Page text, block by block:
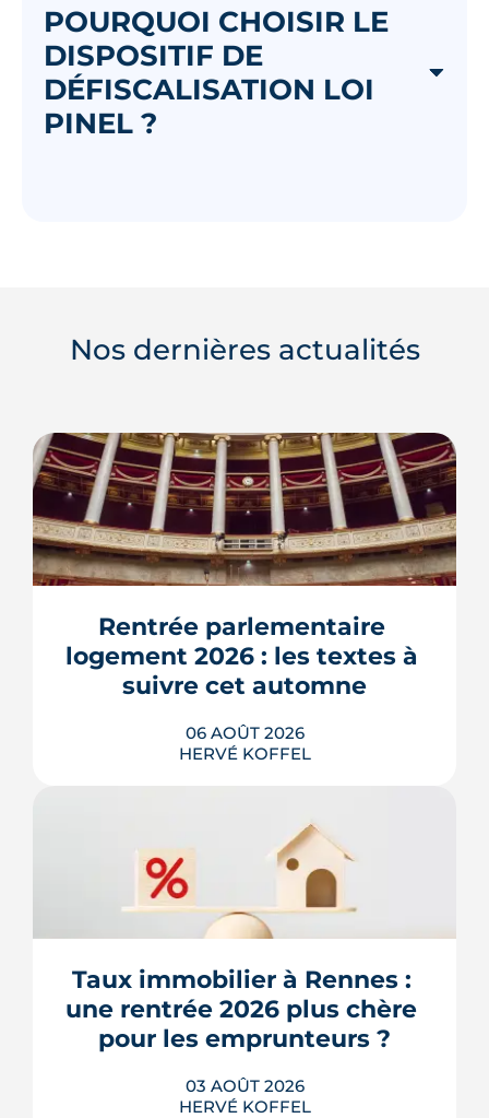
POURQUOI CHOISIR LE
DISPOSITIF DE
DÉFISCALISATION LOI
PINEL ?
Nos dernières actualités
Rentrée parlementaire
logement 2026 : les textes à
suivre cet automne
06 AOÛT 2026
HERVÉ KOFFEL
Après un printemps d'annonces,
l'automne 2026 sera l'heure de vérité
pour le logement. Trois dossiers
parlementaires, du projet de loi
qui devient vraiment applicable pour
les propriétaires, les bailleurs et les
acheteurs.
LIRE L'ARTICLE
Taux immobilier à Rennes :
une rentrée 2026 plus chère
pour les emprunteurs ?
03 AOÛT 2026
HERVÉ KOFFEL